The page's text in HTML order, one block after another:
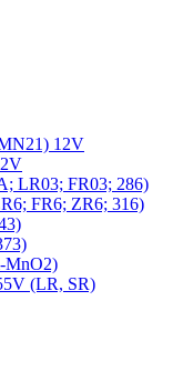
12V
LR03; FR03; 286)
FR6; ZR6; 316)
(LR, SR)